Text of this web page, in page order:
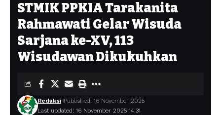
STMIK PPKIA Tarakanita
Rahmawati Gelar Wisuda
Sarjana ke-XV, 113
Wisudawan Dikukuhkan
Last updated: 16 November 2025 14:31
Redaksi Published: 16 November 2025